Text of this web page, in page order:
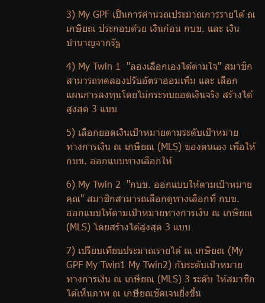
3) My GPF เป็นการคำนวณประมาณการรายได้ ณ
เกษียณ ประกอบด้วย เงินก้อน กบข. และ เงิน
บำนาญจากรัฐ
4) My Twin 1 "ลองเลือกเองได้ตามใจ" สมาชิก
สามารถทดลองปรับอัตราออมเพิ่ม และ เลือก
แผนการลงทุนโดยไม่กระทบยอดเงินจริง สร้างได้
สูงสุด 3 แบบ
5) เลือกยอดเงินเป้าหมายตามระดับเป้าหมาย
ทางการเงิน ณ เกษียณ (MLS) ของตนเอง เพื่อให้
กบข. ออกแบบทางเลือกให้
6) My Twin 2 "กบข. ออกแบบให้ตามเป้าหมาย
คุณ" สมาชิกสามารถเลือกดูทางเลือกที่ กบข.
ออกแบบให้ตามเป้าหมายทางการเงิน ณ เกษียณ
(MLS) โดยสร้างได้สูงสุด 3 แบบ
7) เปรียบเทียบประมาณรายได้ ณ เกษียณ (My
GPF My Twin1 My Twin2) กับระดับเป้าหมาย
ทางการเงิน ณ เกษียณ (MLS) 3 ระดับ ให้สมาชิก
ได้เห็นภาพ ณ เกษียณชัดเจนยิ่งขึ้น